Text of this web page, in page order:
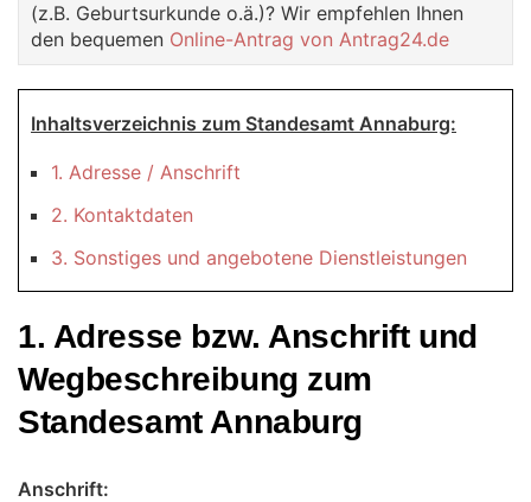
(z.B. Geburtsurkunde o.ä.)? Wir empfehlen Ihnen
den bequemen Online-Antrag von Antrag24.de
Inhaltsverzeichnis zum Standesamt Annaburg:
1. Adresse / Anschrift
2. Kontaktdaten
3. Sonstiges und angebotene Dienstleistungen
1. Adresse bzw. Anschrift und
Wegbeschreibung zum
Standesamt Annaburg
Anschrift: